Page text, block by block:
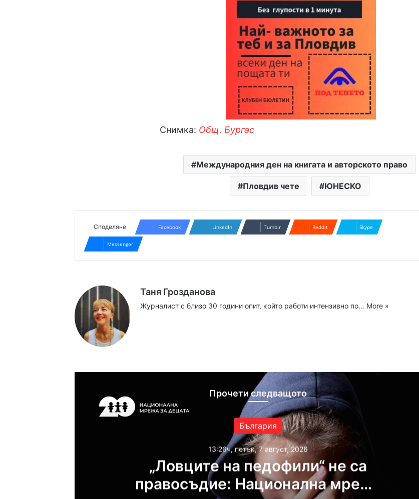
Снимка: Общ. Бургас
Международния ден на книгата и авторското право
Пловдив чете ЮНЕСКО
Споделяне Facebook LinkedIn Tumblr Reddit Skype
Messenger
Таня Грозданова
Журналист с близо 30 години опит, който работи интензивно по… More »
Прочети следващото
България
13:26ч, петък, 7 август, 2026
„Ловците на педофили“ не са
правосъдие: Национална мрежа